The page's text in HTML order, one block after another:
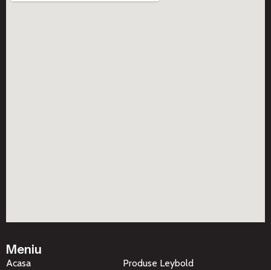
Meniu
Acasa Produse Leybold